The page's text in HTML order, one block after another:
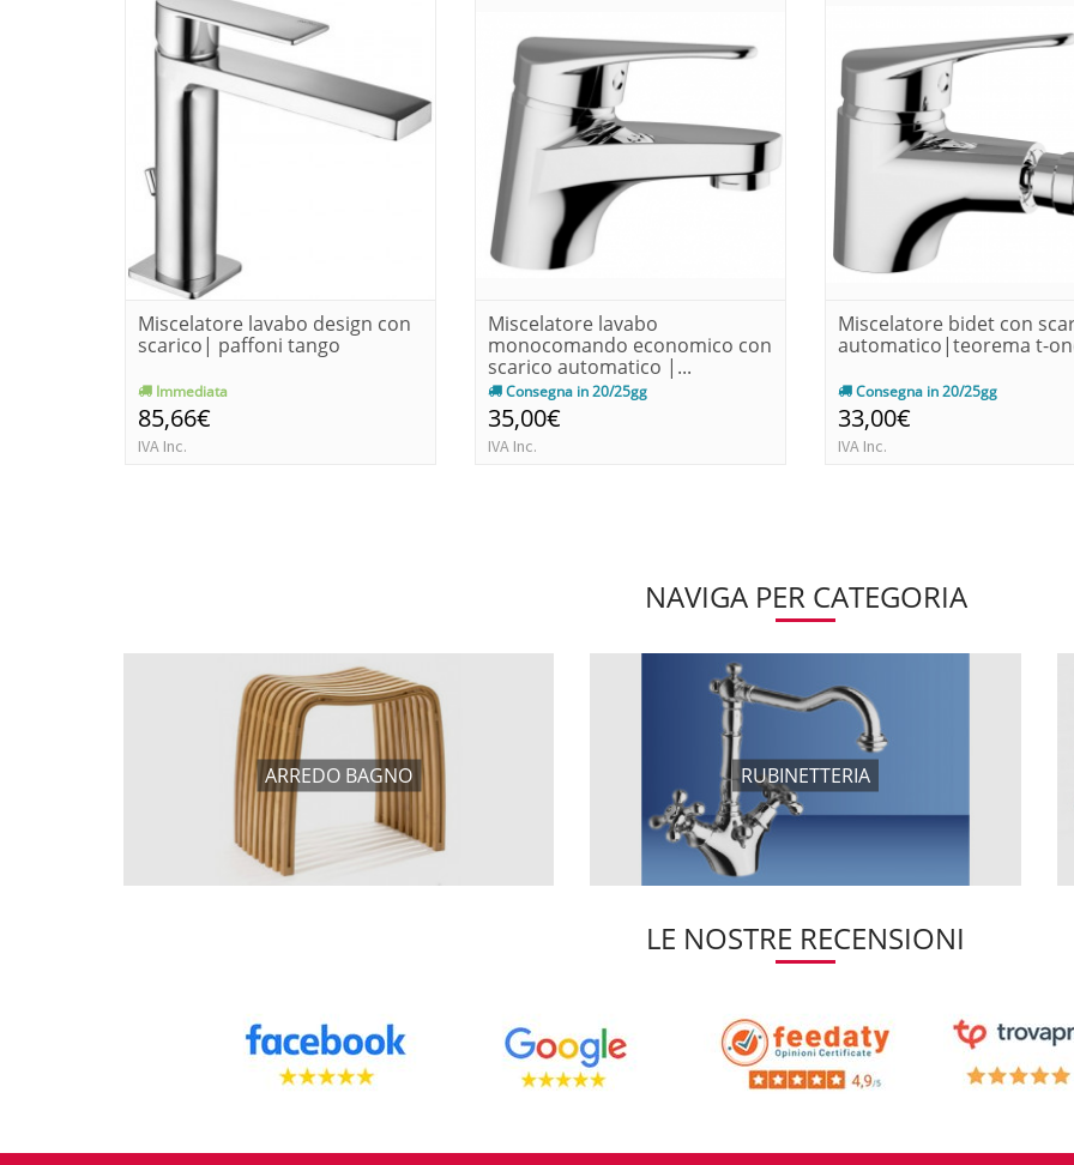
Miscelatore lavabo design con
scarico| paffoni tango
Immediata
85,66€
IVA Inc.
Miscelatore lavabo
monocomando economico con
scarico automatico |...
Consegna in 20/25gg
35,00€
IVA Inc.
Miscelatore bidet con
automatico|teorema t-
Consegna in 20/25gg
33,00€
IVA Inc.
NAVIGA PER CATEGORIA
ARREDO BAGNO RUBINETTERIA
LE NOSTRE RECENSIONI